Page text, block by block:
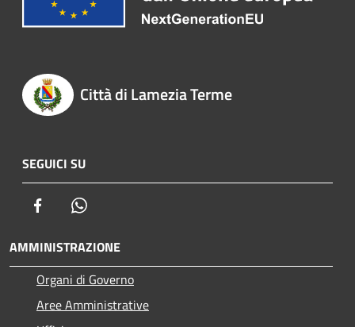
Città di Lamezia Terme
SEGUICI SU
Facebook
AMMINISTRAZIONE
Organi di Governo
Aree Amministrative